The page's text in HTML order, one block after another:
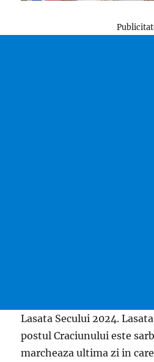
Lasata Secului 2024.
postul Craciunului este
marcheaza ultima zi in